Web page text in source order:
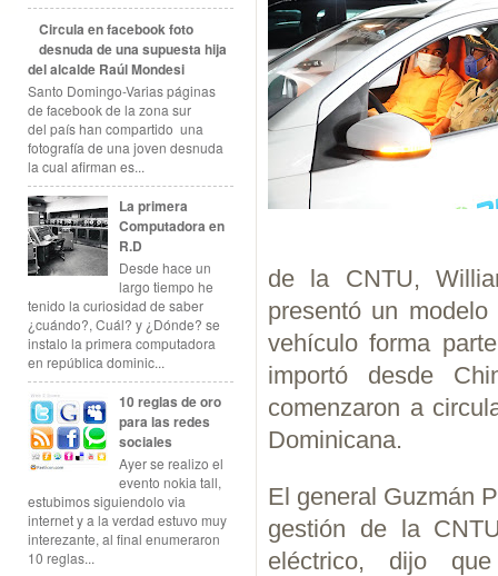
Circula en facebook foto
desnuda de una supuesta hija
del alcalde Raúl Mondesi
Santo Domingo-Varias páginas
de facebook de la zona sur
del país han compartido una
fotografía de una joven desnuda
la cual afirman es...
La primera
Computadora en
R.D
Desde hace un
largo tiempo he
tenido la curiosidad de saber
¿cuándo?, Cuál? y ¿Dónde? se
instalo la primera computadora
en república dominic...
10 reglas de oro
para las redes
sociales
Ayer se realizo el
evento nokia tall,
estubimos siguiendolo via
internet y a la verdad estuvo muy
interezante, al final enumeraron
10 reglas...
de la CNTU,
presentó un
vehículo forma
importó desde
comenzaron a
Dominicana.
El general Guzmán
gestión de la
eléctrico, dijo